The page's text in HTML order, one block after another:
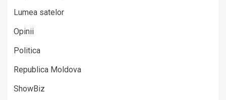
Lumea satelor
Opinii
Politica
Republica Moldova
ShowBiz